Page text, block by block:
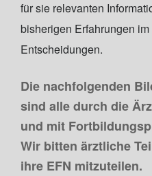
für sie relevanten
bisherigen Erfahrungen
Entscheidungen.
Die nachfolgenden
sind alle durch die
und mit
Wir bitten ärztliche
ihre EFN mitzuteilen.